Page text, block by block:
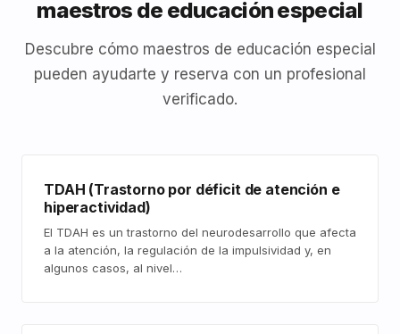
maestros de educación especial
Descubre cómo maestros de educación especial
pueden ayudarte y reserva con un profesional
verificado.
TDAH (Trastorno por déficit de atención e
hiperactividad)
El TDAH es un trastorno del neurodesarrollo que afecta
a la atención, la regulación de la impulsividad y, en
algunos casos, al nivel…